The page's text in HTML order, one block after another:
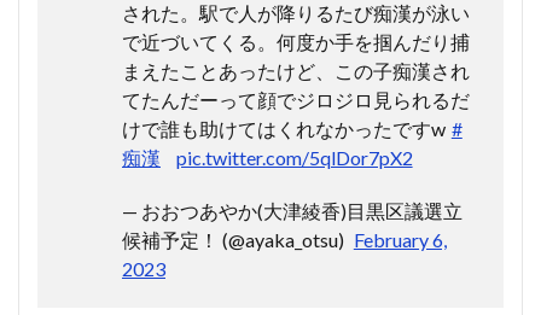
された。駅で人が降りるたび痴漢が泳い
で近づいてくる。何度か手を掴んだり捕
まえたことあったけど、この子痴漢され
てたんだーって顔でジロジロ見られるだ
けで誰も助けてはくれなかったですw #
痴漢
pic.twitter.com/5qlDor7pX2
— おおつあやか(大津綾香)目黒区議選立
候補予定！ (@ayaka_otsu) February 6,
2023